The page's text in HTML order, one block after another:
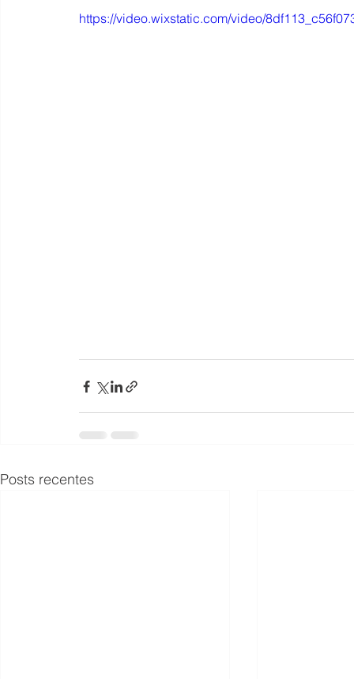
https://video.wixstatic.com/video/
Posts recentes